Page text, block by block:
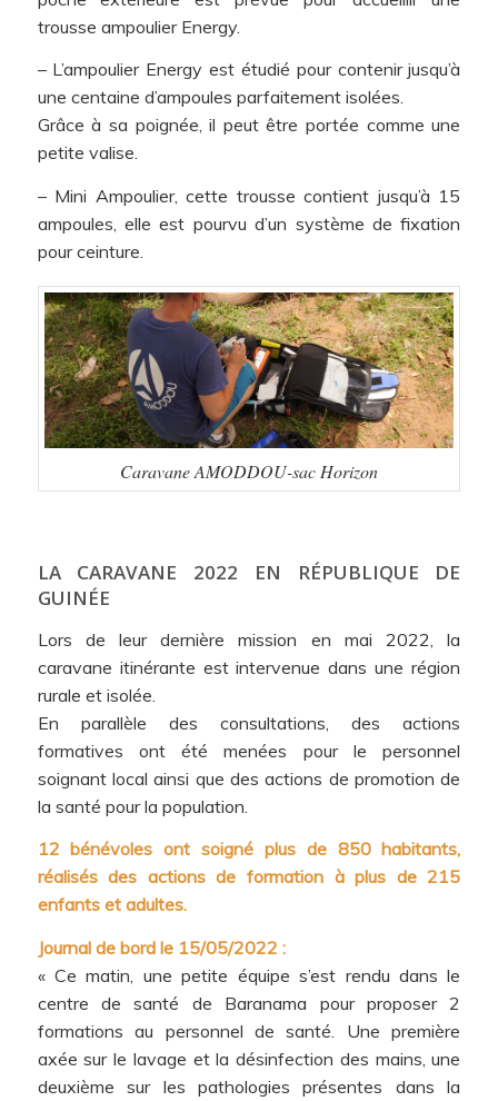
trousse ampoulier Energy.
– L’ampoulier Energy est étudié pour contenir jusqu’à
une centaine d’ampoules parfaitement isolées.
Grâce à sa poignée, il peut être portée comme une
petite valise.
– Mini Ampoulier, cette trousse contient jusqu’à 15
ampoules, elle est pourvu d’un système de fixation
pour ceinture.
Caravane AMODDOU-sac Horizon
LA CARAVANE 2022 EN RÉPUBLIQUE DE
GUINÉE
Lors de leur dernière mission en mai 2022, la
caravane itinérante est intervenue dans une région
rurale et isolée.
En parallèle des consultations, des actions
formatives ont été menées pour le personnel
soignant local ainsi que des actions de promotion de
la santé pour la population.
12 bénévoles ont soigné plus de 850 habitants,
réalisés des actions de formation à plus de 215
enfants et adultes.
Journal de bord le 15/05/2022 :
« Ce matin, une petite équipe s’est rendu dans le
centre de santé de Baranama pour proposer 2
formations au personnel de santé. Une première
axée sur le lavage et la désinfection des mains, une
deuxième sur les pathologies présentes dans la